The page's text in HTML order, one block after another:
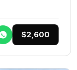
$2,600